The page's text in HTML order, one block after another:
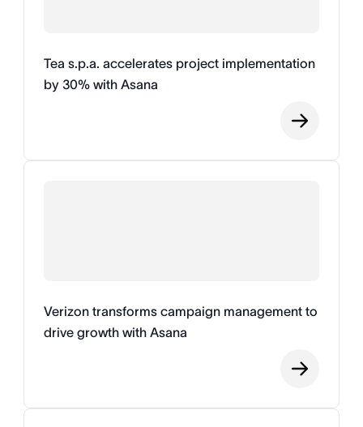
Tea s.p.a. accelerates project implementation
by 30% with Asana
Verizon transforms campaign management to
drive growth with Asana